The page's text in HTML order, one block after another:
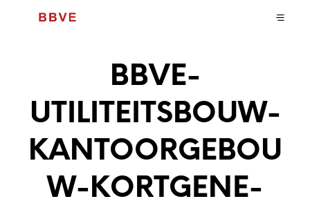
BBVE-
UTILITEITSBOUW-
KANTOORGEBOU
W-KORTGENE-